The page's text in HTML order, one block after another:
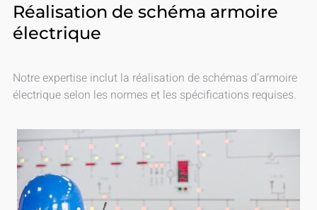
Réalisation de schéma armoire
électrique
Notre expertise inclut la réalisation de schémas d’armoire
électrique selon les normes et les spécifications requises.